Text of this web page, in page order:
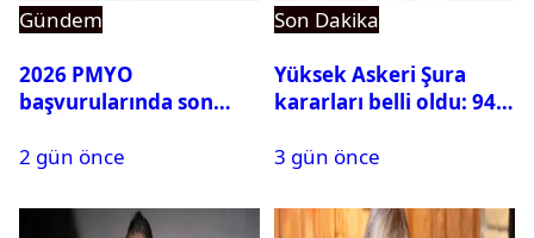
Gündem
2026 PMYO
başvurularında son
2 gün önce
Son Dakika
Yüksek Askeri Şura
kararları belli oldu: 94
3 gün önce